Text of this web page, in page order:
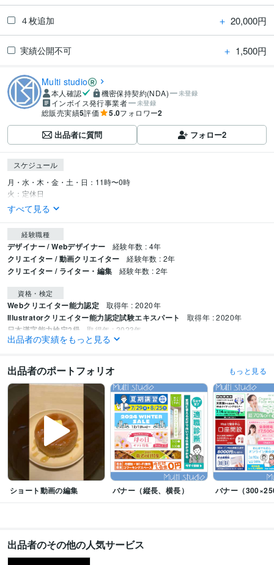
４枚追加 ＋ 20,000円
実績公開不可 ＋ 1,500円
Multi studio
本人確認 機密保持契約(NDA) 未登録
インボイス発行事業者 未登録
総販売実績5評価 5.0フォロワー2
出品者に質問 フォロー2
スケジュール
月・水・木・金・土・日：11時〜0時
火：定休日
すべて見る
経験職種
デザイナー / Webデザイナー 経験年数 : 4年
クリエイター / 動画クリエイター 経験年数 : 2年
クリエイター / ライター・編集 経験年数 : 2年
資格・検定
Webクリエイター能力認定 取得年 : 2020年
Illustratorクリエイター能力認定試験エキスパート 取得年 : 2020年
日本漢字能力検定2級 取得年 : 2023年
CSS:6年
ビジネス・クリエイティブツール
Pages:6年
Google Analytics:3年
Google Search Console:3年
Adobe Photoshop:6年
Adobe Premiere Pro:2年
Adobe Illustrator:6年 Adobe After Effects:1年
CLIP STUDIO PAINT:0年
出品者の実績をもっと見る
出品者のポートフォリオ もっと見る
ショート動画の編集 バナー（縦長、横長） バナー（
出品者のその他の人気サービス